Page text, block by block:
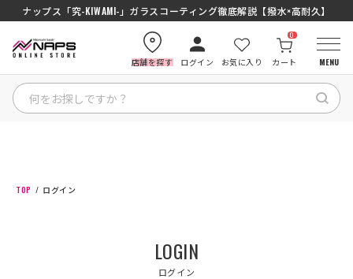
ナップス「究-KIWAMI-」ガラスコーティング徹底解説【撥水×高耐久】
店舗を探す ログイン お気に入り カート
0
MENU
カテゴリから探す
TOP ログイン
LOGIN
ログイン